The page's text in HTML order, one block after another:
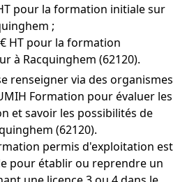
pour la formation initiale sur
;
HT pour la formation
à Racquinghem (62120).
renseigner via des organismes
Formation pour évaluer les
et savoir les possibilités de
(62120).
permis d'exploitation est
pour établir ou reprendre un